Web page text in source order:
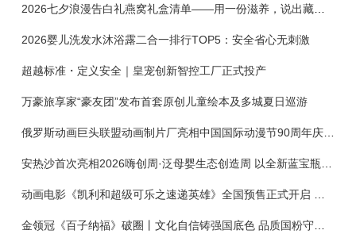
2026七夕浪漫告白礼燕窝礼盒清单——用一份滋养，说出藏在心底的爱
2026婴儿洗发水沐浴露二合一排行TOP5：安全省心无刺激
超越标准・定义安全｜皇宠创新智控工厂正式投产
万豪旅享家“豪友团”发布首套原创儿童绘本及多城夏日巡游
俄罗斯动画巨头联盟动画制片厂亮相中国国际动漫节90周年庆开启中国之旅新篇章
金领冠《百子纳福》破圈丨文化自信铸强国底色 品质国粉守护新生